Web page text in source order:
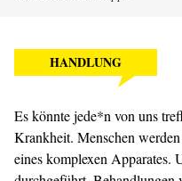
HANDLUNG
Es könnte jede*n von uns
Krankheit. Menschen
eines komplexen Apparates.